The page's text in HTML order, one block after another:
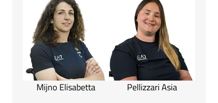
Mijno Elisabetta Pellizzari Asia